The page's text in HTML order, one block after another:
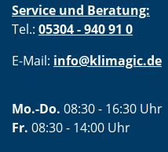
Service und Beratung:
Tel.: 05304 - 940 91 0
E-Mail: info@klimagic.de
Mo.-Do. 08:30 - 16:30 Uhr
Fr. 08:30 - 14:00 Uhr